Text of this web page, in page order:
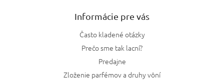
Informácie pre vás
Často kladené otázky
Prečo sme tak lacní?
Predajne
Zloženie parfémov a druhy vôní